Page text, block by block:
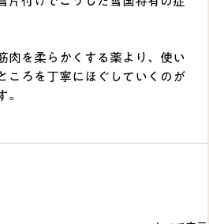
肉を柔らかくする薬より、使い
ころを丁寧にほぐしていくのが
。